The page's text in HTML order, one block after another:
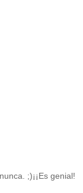
;)¡¡Es genial!